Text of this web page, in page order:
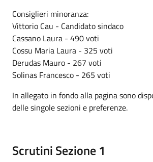
Consiglieri minoranza:
Vittorio Cau - Candidato sindaco
Cassano Laura - 490 voti
Cossu Maria Laura - 325 voti
Derudas Mauro - 267 voti
Solinas Francesco - 265 voti
In allegato in fondo alla pagina sono
delle singole sezioni e preferenze.
Scrutini Sezione 1